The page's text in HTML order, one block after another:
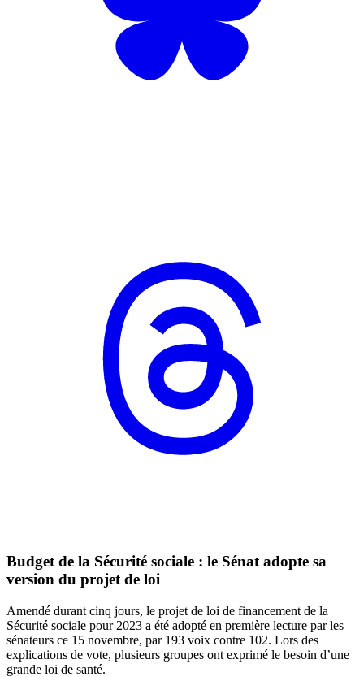
Budget de la Sécurité sociale : le Sénat adopte sa
version du projet de loi
Amendé durant cinq jours, le projet de loi de financement de la
Sécurité sociale pour 2023 a été adopté en première lecture par les
sénateurs ce 15 novembre, par 193 voix contre 102. Lors des
explications de vote, plusieurs groupes ont exprimé le besoin d’une
grande loi de santé.